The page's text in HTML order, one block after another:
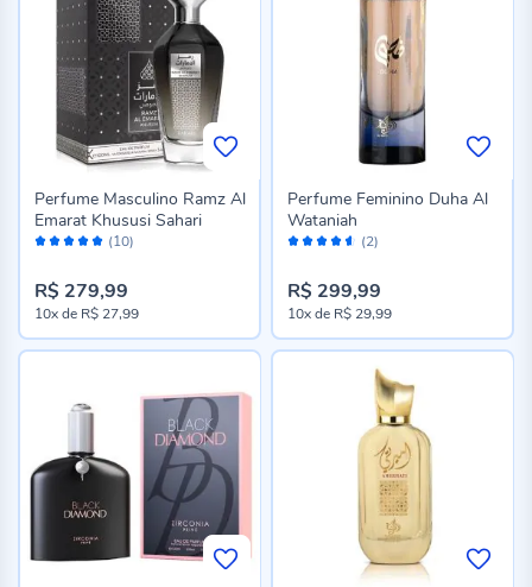
Avaliação: (10)
Perfume Masculino Ramz Al
Emarat Khususi Sahari
R$ 279,99
10xde R$ 27,99
Avaliação: (2)
Perfume Feminino Duha Al
Wataniah
R$ 299,99
10xde R$ 29,99